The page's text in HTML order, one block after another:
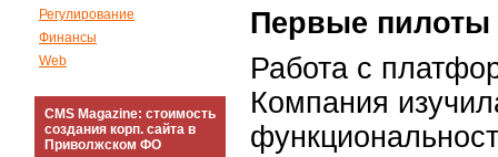
Регулирование
Финансы
Web
CMS Magazine: стоимость
создания корп. сайта в
Приволжском ФО
Первые
Работа с
Компания